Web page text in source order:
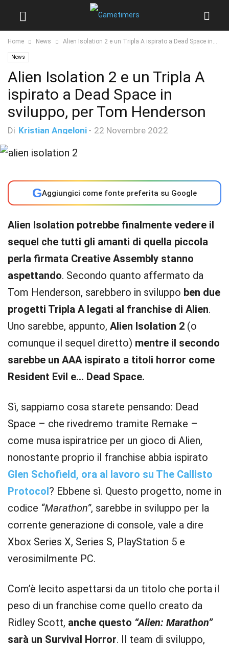
Home News Alien Isolation 2 e un Tripla A ispirato a Dead Space in...
News
Alien Isolation 2 e un Tripla A
ispirato a Dead Space in
sviluppo, per Tom Henderson
Di Kristian Angeloni - 22 Novembre 2022
GAggiungici come fonte preferita su Google
Alien Isolation potrebbe finalmente vedere il
sequel che tutti gli amanti di quella piccola
perla firmata Creative Assembly stanno
aspettando. Secondo quanto affermato da
Tom Henderson, sarebbero in sviluppo ben due
progetti Tripla A legati al franchise di Alien.
Uno sarebbe, appunto, Alien Isolation 2 (o
comunque il sequel diretto) mentre il secondo
sarebbe un AAA ispirato a titoli horror come
Resident Evil e… Dead Space.
Sì, sappiamo cosa starete pensando: Dead
Space – che rivedremo tramite Remake –
come musa ispiratrice per un gioco di Alien,
nonostante proprio il franchise abbia ispirato
Glen Schofield, ora al lavoro su The Callisto
Protocol? Ebbene sì. Questo progetto, nome in
codice “Marathon”, sarebbe in sviluppo per la
corrente generazione di console, vale a dire
Xbox Series X, Series S, PlayStation 5 e
verosimilmente PC.
Com’è lecito aspettarsi da un titolo che porta il
peso di un franchise come quello creato da
Ridley Scott, anche questo “Alien: Marathon”
sarà un Survival Horror. Il team di sviluppo,